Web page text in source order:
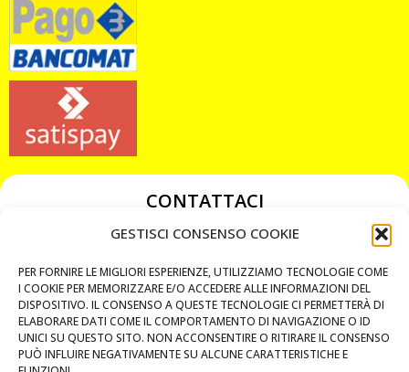
GESTISCI CONSENSO COOKIE
PER FORNIRE LE MIGLIORI ESPERIENZE, UTILIZZIAMO TECNOLOGIE COME
I COOKIE PER MEMORIZZARE E/O ACCEDERE ALLE INFORMAZIONI DEL
DISPOSITIVO. IL CONSENSO A QUESTE TECNOLOGIE CI PERMETTERÀ DI
ELABORARE DATI COME IL COMPORTAMENTO DI NAVIGAZIONE O ID
UNICI SU QUESTO SITO. NON ACCONSENTIRE O RITIRARE IL CONSENSO
PUÒ INFLUIRE NEGATIVAMENTE SU ALCUNE CARATTERISTICHE E
CONTATTACI
349 3863811
chiavicodificate@gmail.com
Privacy Policy